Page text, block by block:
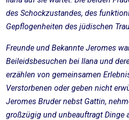
des Schockzustandes, des
Gepflogenheiten des jüdischen
Freunde und Bekannte Jeromes
Beileidsbesuchen bei Ilana und
erzählen von gemeinsamen
Verstorbenen oder geben nicht
Jeromes Bruder nebst Gattin,
großzügig und unbeauftragt Dinge